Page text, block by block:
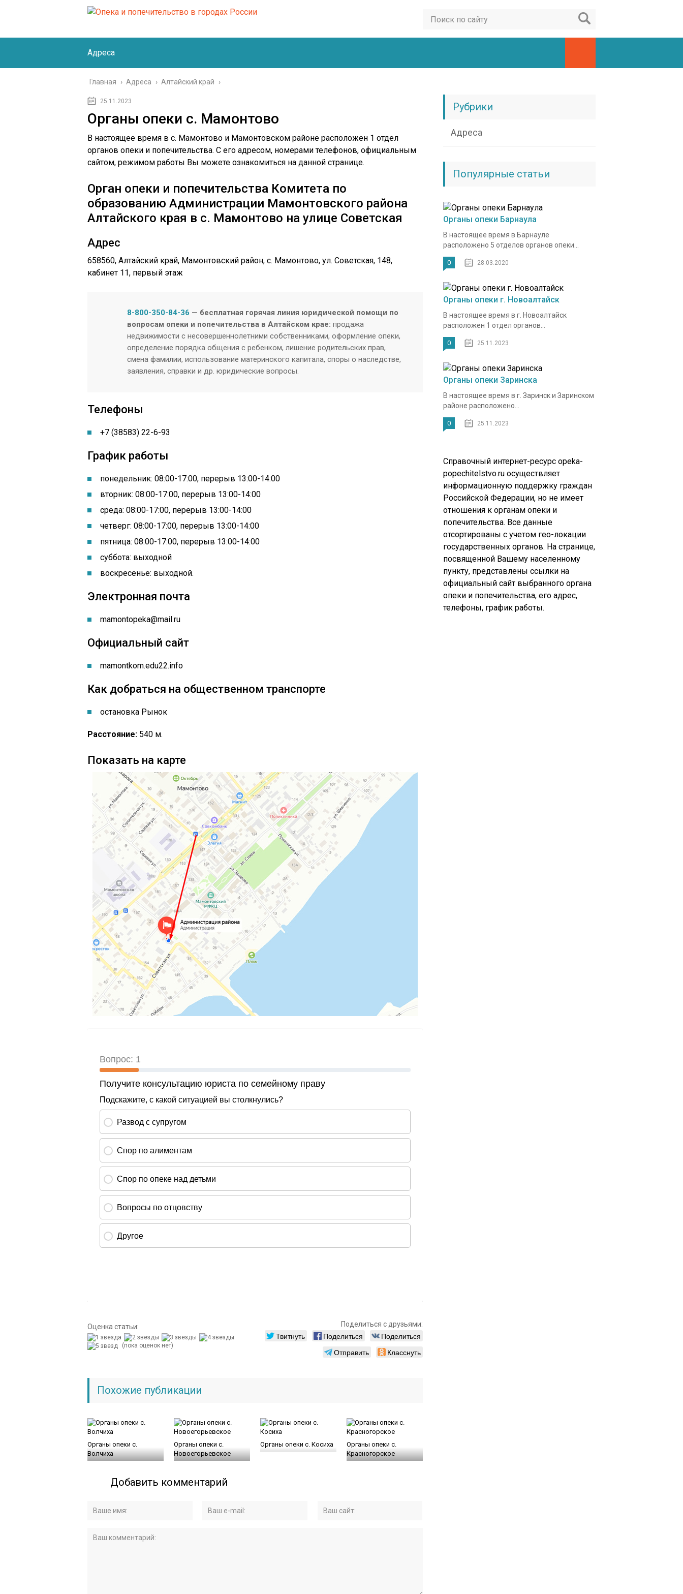
Адреса
Главная › Адреса › Алтайский край ›
25.11.2023
Органы опеки с. Мамонтово
В настоящее время в с. Мамонтово и Мамонтовском районе расположен 1 отдел
органов опеки и попечительства. С его адресом, номерами телефонов, официальным
сайтом, режимом работы Вы можете ознакомиться на данной странице.
Орган опеки и попечительства Комитета по
образованию Администрации Мамонтовского района
Алтайского края в с. Мамонтово на улице Советская
Адрес
658560, Алтайский край, Мамонтовский район, с. Мамонтово, ул. Советская, 148,
кабинет 11, первый этаж
8-800-350-84-36 — бесплатная горячая линия юридической помощи по
вопросам опеки и попечительства в Алтайском крае: продажа
недвижимости с несовершеннолетними собственниками, оформление опеки,
определение порядка общения с ребенком, лишение родительских прав,
смена фамилии, использование материнского капитала, споры о наследстве,
заявления, справки и др. юридические вопросы.
Телефоны
+7 (38583) 22-6-93
График работы
понедельник: 08:00-17:00, перерыв 13:00-14:00
вторник: 08:00-17:00, перерыв 13:00-14:00
среда: 08:00-17:00, перерыв 13:00-14:00
четверг: 08:00-17:00, перерыв 13:00-14:00
пятница: 08:00-17:00, перерыв 13:00-14:00
суббота: выходной
воскресенье: выходной.
Электронная почта
mamontopeka@mail.ru
Официальный сайт
mamontkom.edu22.info
Как добраться на общественном транспорте
остановка Рынок
Расстояние: 540 м.
Показать на карте
Оценка статьи:
(пока оценок нет)
Поделиться с друзьями:
Твитнуть Поделиться
Поделиться
Отправить
Класснуть
Похожие публикации
Органы опеки с.
Волчиха
Органы опеки с.
Новоегорьевское
Органы опеки с. Косиха
Органы опеки с.
Красногорское
Добавить комментарий
Рубрики
Адреса
Популярные статьи
Органы опеки Барнаула
В настоящее время в Барнауле
расположено 5 отделов органов опеки...
0 28.03.2020
Органы опеки г. Новоалтайск
В настоящее время в г. Новоалтайск
расположен 1 отдел органов...
0 25.11.2023
Органы опеки Заринска
В настоящее время в г. Заринск и Заринском
районе расположено...
0 25.11.2023
Справочный интернет-ресурс opeka-
popechitelstvo.ru осуществляет
информационную поддержку граждан
Российской Федерации, но не имеет
отношения к органам опеки и
попечительства. Все данные
отсортированы с учетом гео-локации
государственных органов. На странице,
посвященной Вашему населенному
пункту, представлены ссылки на
официальный сайт выбранного органа
опеки и попечительства, его адрес,
телефоны, график работы.